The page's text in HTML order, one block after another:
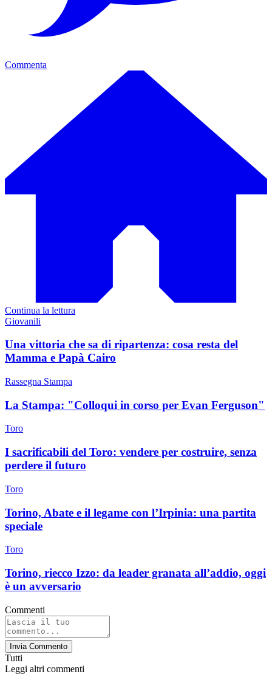
Commenta
Continua la lettura
Giovanili
Una vittoria che sa di ripartenza: cosa resta del
Mamma e Papà Cairo
Rassegna Stampa
La Stampa: "Colloqui in corso per Evan Ferguson"
Toro
I sacrificabili del Toro: vendere per costruire, senza
perdere il futuro
Toro
Torino, Abate e il legame con l’Irpinia: una partita
speciale
Toro
Torino, riecco Izzo: da leader granata all’addio, oggi
è un avversario
Commenti
Invia Commento
Tutti
Leggi altri commenti